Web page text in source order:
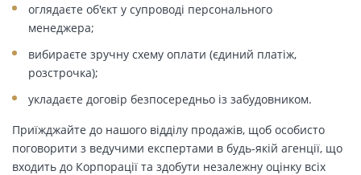
оглядаєте об'єкт у супроводі персонального
менеджера;
вибираєте зручну схему оплати (єдиний платіж,
розстрочка);
укладаєте договір безпосередньо із забудовником.
Приїжджайте до нашого відділу продажів, щоб особисто
поговорити з ведучими експертами в будь-якій агенції, що
входить до Корпорації та здобути незалежну оцінку всіх